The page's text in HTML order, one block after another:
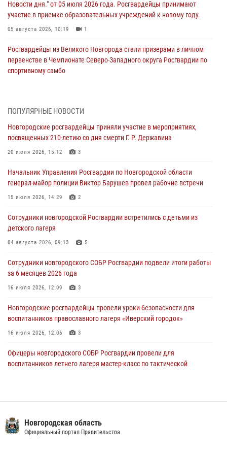
Новости дня." от 05 июля 2026 года. Росгвардейцы принимают
участие в приемке образовательных учреждений к новому году.
05 августа 2026, 10:19 1
Росгвардейцы из Великого Новгорода стали призерами в личном
первенстве в Чемпионате Северо-Западного округа Росгвардии по
спортивному самбо
детского лагеря
04 августа 2026, 09:13 5
Новгородские росгвардейцы за неделю осуществили 203 выезда на
04 августа 2026, 09:12 1
Радиоэфир программы "Новости дня" на радио "Радио53" от 30
центре подготовки личного состава Росгвардии.
30 июля 2026, 16:00
разрешительной работы Росгвардии провели телефонную «горячую
линию»
30 июля 2026, 14:36 1
Новгородские росгвардейцы рассказали о службе детям из летнего
лагеря «Волынь»
30 июля 2026, 08:40 5
ПОПУЛЯРНЫЕ НОВОСТИ
Новгородские росгвардейцы приняли участие в мероприятиях,
посвященных 210-летию со дня смерти Г. Р. Державина
20 июля 2026, 15:12 3
Начальник Управления Росгвардии по Новгородской области
генерал-майор полиции Виктор Барушев провел рабочие встречи
15 июля 2026, 14:29 2
Сотрудники новгородской Росгвардии встретились с детьми из
детского лагеря
04 августа 2026, 09:13 5
Сотрудники новгородского СОБР Росгвардии подвели итоги работы
за 6 месяцев 2026 года
16 июля 2026, 12:09 3
Новгородские росгвардейцы провели уроки безопасности для
воспитанников православного лагеря «Иверский городок»
16 июля 2026, 12:06 3
Офицеры новгородского СОБР Росгвардии провели для
воспитанников летнего лагеря мастер-класс по тактической
подвел итоги служебной деятельности сотрудников
вневедомственной охраны за первое полугодие 2026 года
Новгородская область
Официальный портал Правительства